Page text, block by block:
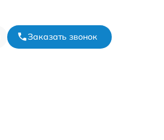
Заказать звонок